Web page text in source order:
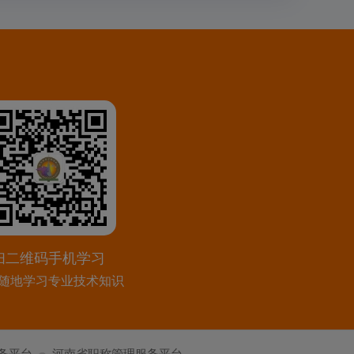
二维码手机学习
地学习专业技术知识